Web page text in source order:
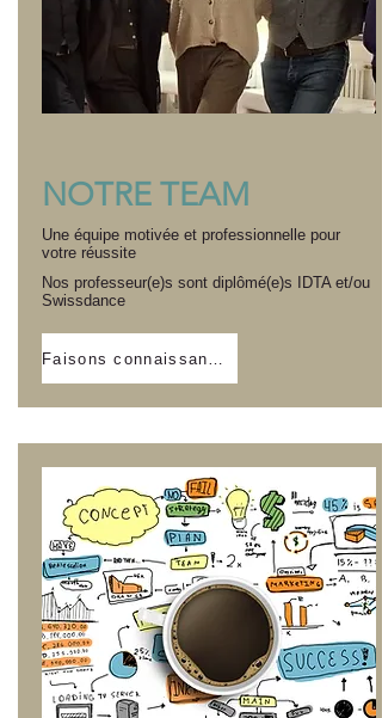
NOTRE TEAM
Une équipe motivée et professionnelle pour
votre réussite
Nos professeur(e)s sont diplômé(e)s IDTA et/ou
Swissdance